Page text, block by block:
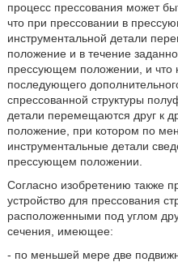
процесс прессования может
что при прессовании в
инструментальной детали
положение и в течение
прессующем положении, и что
последующего
спрессованной структуры
детали перемещаются друг к
положение, при котором по
инструментальные детали
прессующем положении.
Согласно изобретению также
устройство для прессования
расположенными под углом
сечения, имеющее:
- по меньшей мере две